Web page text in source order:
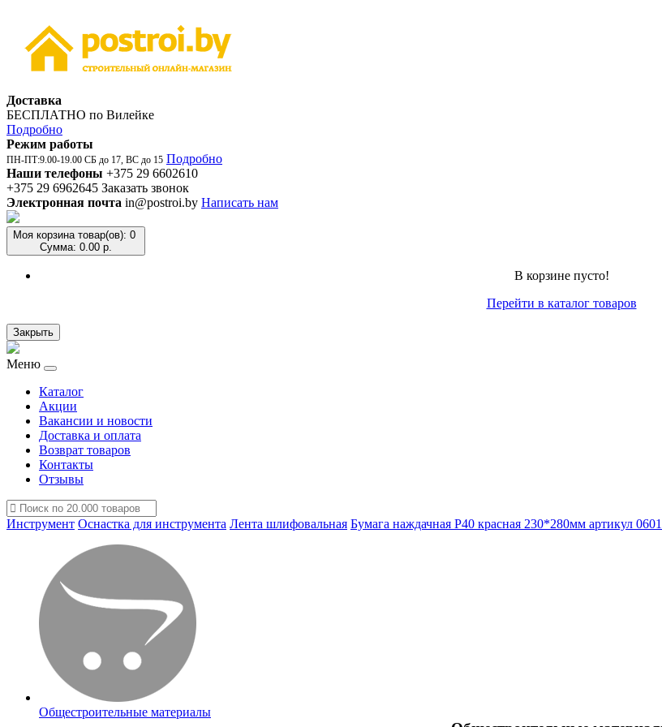
Доставка
БЕСПЛАТНО по Вилейке
Подробно
Режим работы
ПН-ПТ:9.00-19.00 СБ до 17, ВС до 15 Подробно
Наши телефоны +375 29 6602610
+375 29 6962645 Заказать звонок
Электронная почта in@postroi.by Написать нам
Моя корзина товар(ов): 0
Сумма: 0.00 р.
В корзине пусто!
Перейти в каталог товаров
Закрыть
Меню
Каталог
Акции
Вакансии и новости
Доставка и оплата
Возврат товаров
Контакты
Отзывы
Инструмент Оснастка для инструмента Лента шлифовальная Бумага наждачная Р40 красная 230*280мм артикул
Общестроительные материалы